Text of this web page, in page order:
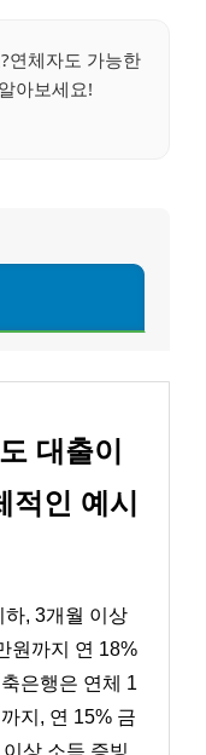
연체자도 가능한
아보세요!
대출이
인 예시
, 3개월 이상
원까지 연 18%
은행은 연체 1
지, 연 15% 금